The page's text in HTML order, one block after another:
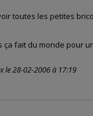
toutes les petites
ça fait du monde pour
le 28-02-2006 à 17:19